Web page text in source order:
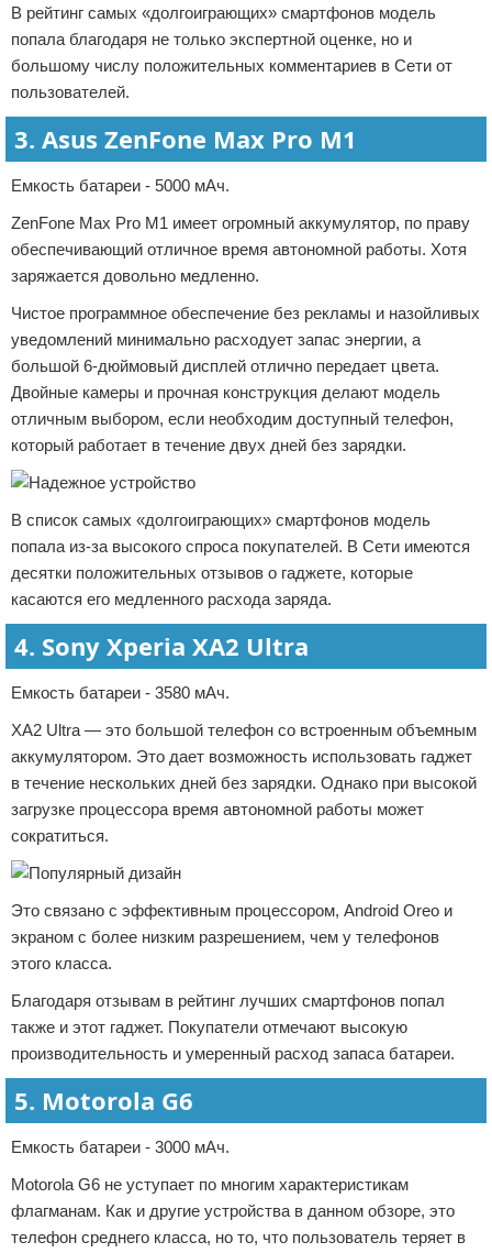
В рейтинг самых «долгоиграющих» смартфонов модель
попала благодаря не только экспертной оценке, но и
большому числу положительных комментариев в Сети от
пользователей.
3. Asus ZenFone Max Pro M1
Емкость батареи - 5000 мАч.
ZenFone Max Pro M1 имеет огромный аккумулятор, по праву
обеспечивающий отличное время автономной работы. Хотя
заряжается довольно медленно.
Чистое программное обеспечение без рекламы и назойливых
уведомлений минимально расходует запас энергии, а
большой 6-дюймовый дисплей отлично передает цвета.
Двойные камеры и прочная конструкция делают модель
отличным выбором, если необходим доступный телефон,
который работает в течение двух дней без зарядки.
В список самых «долгоиграющих» смартфонов модель
попала из-за высокого спроса покупателей. В Сети имеются
десятки положительных отзывов о гаджете, которые
касаются его медленного расхода заряда.
4. Sony Xperia XA2 Ultra
Емкость батареи - 3580 мАч.
XA2 Ultra — это большой телефон со встроенным объемным
аккумулятором. Это дает возможность использовать гаджет
в течение нескольких дней без зарядки. Однако при высокой
загрузке процессора время автономной работы может
сократиться.
Это связано с эффективным процессором, Android Oreo и
экраном с более низким разрешением, чем у телефонов
этого класса.
Благодаря отзывам в рейтинг лучших смартфонов попал
также и этот гаджет. Покупатели отмечают высокую
производительность и умеренный расход запаса батареи.
5. Motorola G6
Емкость батареи - 3000 мАч.
Motorola G6 не уступает по многим характеристикам
флагманам. Как и другие устройства в данном обзоре, это
телефон среднего класса, но то, что пользователь теряет в